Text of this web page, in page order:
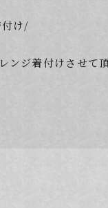
け/
ンジ着付けさせ